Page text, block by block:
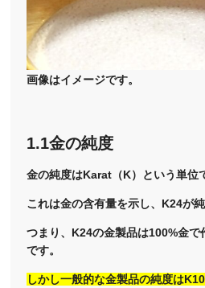
画像はイメージです。
1.1金の純度
金の純度はKarat（K）という単位
これは金の含有量を示し、K24が純
つまり、K24の金製品は100%金で
です。
しかし一般的な金製品の純度は